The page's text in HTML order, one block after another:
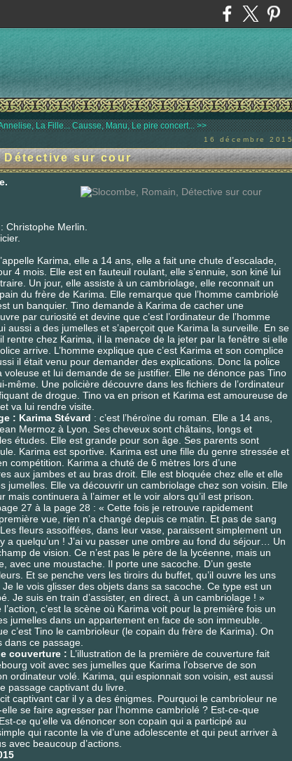
La Fille... Causse, Manu, Le pire concert... >>
16 décembre 2015
Détective sur cour
Christophe Merlin.
Karima, elle a 14 ans, elle a fait une chute d’escalade,
4 mois. Elle est en fauteuil roulant, elle s’ennuie, son kiné lui
Un jour, elle assiste à un cambriolage, elle reconnait un
du frère de Karima. Elle remarque que l’homme cambriolé
un banquier. Tino demande à Karima de cacher une
par curiosité et devine que c’est l’ordinateur de l’homme
aussi a des jumelles et s’aperçoit que Karima la surveille. En se
rentre chez Karima, il la menace de la jeter par la fenêtre si elle
arrive. L’homme explique que c’est Karima et son complice
il était venu pour demander des explications. Donc la police
voleuse et lui demande de se justifier. Elle ne dénonce pas Tino
même. Une policière découvre dans les fichiers de l’ordinateur
de drogue. Tino va en prison et Karima est amoureuse de
va lui rendre visite.
: Karima Stévard : c’est l’héroïne du roman. Elle a 14 ans,
Mermoz à Lyon. Ses cheveux sont châtains, longs et
études. Elle est grande pour son âge. Ses parents sont
Karima est sportive. Karima est une fille du genre stressée et
compétition. Karima a chuté de 6 mètres lors d’une
aux jambes et au bras droit. Elle est bloquée chez elle et elle
jumelles. Elle va découvrir un cambriolage chez son voisin. Elle
continuera à l’aimer et le voir alors qu’il est prison.
27 à la page 28 : « Cette fois je retrouve rapidement
vue, rien n’a changé depuis ce matin. Et pas de sang
fleurs assoiffées, dans leur vase, paraissent simplement un
a quelqu’un ! J’ai vu passer une ombre au fond du séjour… Un
de vision. Ce n’est pas le père de la lycéenne, mais un
avec une moustache. Il porte une sacoche. D’un geste
Et se penche vers les tiroirs du buffet, qu’il ouvre les uns
le vois glisser des objets dans sa sacoche. Ce type est un
Je suis en train d’assister, en direct, à un cambriolage ! »
l’action, c’est la scène où Karima voit pour la première fois un
jumelles dans un appartement en face de son immeuble.
c’est Tino le cambrioleur (le copain du frère de Karima). On
ce passage.
couverture : L’illustration de la première de couverture fait
voit avec ses jumelles que Karima l’observe de son
ordinateur volé. Karima, qui espionnait son voisin, est aussi
passage captivant du livre.
captivant car il y a des énigmes. Pourquoi le cambrioleur ne
se faire agresser par l’homme cambriolé ? Est-ce-que
ce qu’elle va dénoncer son copain qui a participé au
qui raconte la vie d’une adolescente et qui peut arriver à
avec beaucoup d’actions.